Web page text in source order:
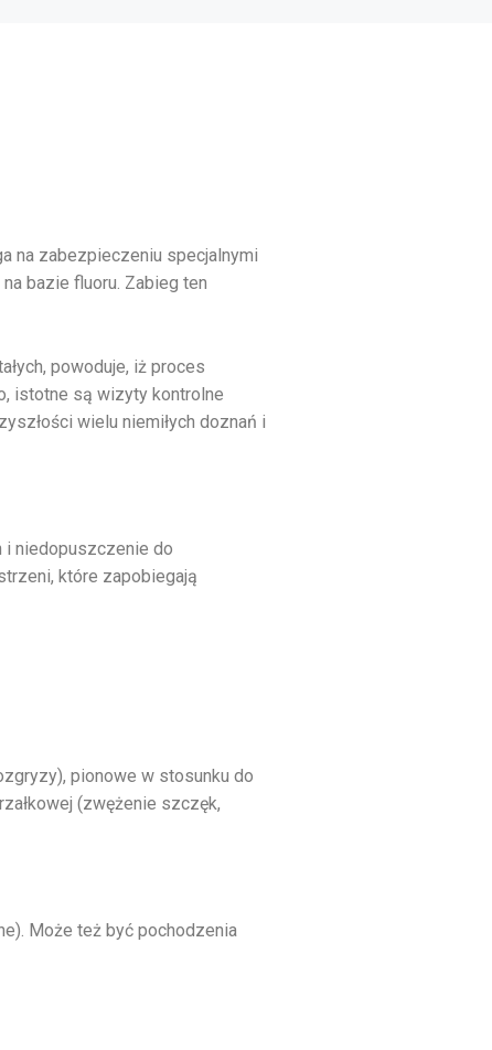
na zabezpieczeniu specjalnymi
bazie fluoru. Zabieg ten
powoduje, iż proces
istotne są wizyty kontrolne
wielu niemiłych doznań i
i niedopuszczenie do
które zapobiegają
pionowe w stosunku do
(zwężenie szczęk,
Może też być pochodzenia